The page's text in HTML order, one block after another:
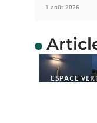
1 août 2026
ESPACE